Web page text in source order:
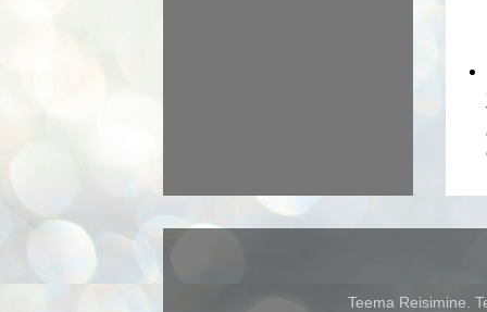
Teema Reisimine.